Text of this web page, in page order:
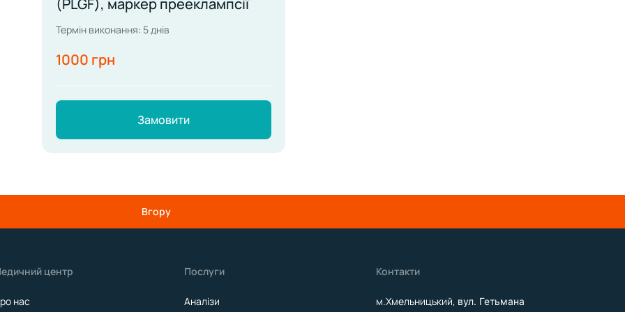
(PLGF), маркер прееклампсії
Термін виконання: 5 днів
1000 грн
Замовити
Вгору
центр
нас
Послуги
Аналізи
Контакти
м.Хмельницький, вул. Гетьмана